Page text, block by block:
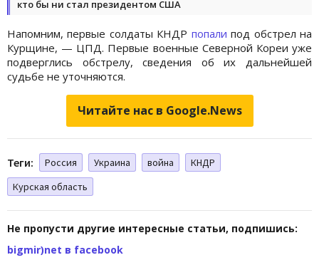
кто бы ни стал президентом США
Напомним, первые солдаты КНДР попали под обстрел на
Курщине, — ЦПД. Первые военные Северной Кореи уже
подверглись обстрелу, сведения об их дальнейшей
судьбе не уточняются.
Читайте нас в Google.News
Теги: Россия Украина война
КНДР
Курская область
Не пропусти другие интересные статьи, подпишись:
bigmir)net в facebook